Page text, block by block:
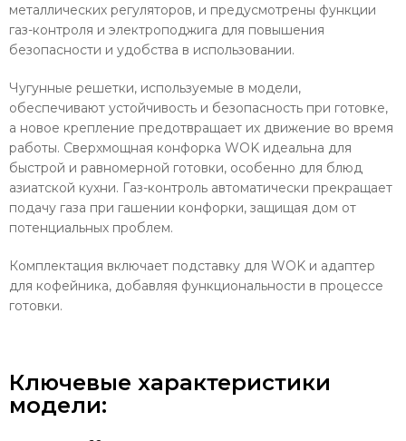
металлических регуляторов, и предусмотрены функции
газ-контроля и электроподжига для повышения
безопасности и удобства в использовании.
Чугунные решетки, используемые в модели,
обеспечивают устойчивость и безопасность при готовке,
а новое крепление предотвращает их движение во время
работы. Сверхмощная конфорка WOK идеальна для
быстрой и равномерной готовки, особенно для блюд
азиатской кухни. Газ-контроль автоматически прекращает
подачу газа при гашении конфорки, защищая дом от
потенциальных проблем.
Комплектация включает подставку для WOK и адаптер
для кофейника, добавляя функциональности в процессе
готовки.
Ключевые характеристики
модели: